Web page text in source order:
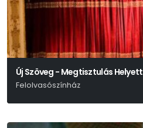
Új Szöveg - Megtisztulás Helyett
Felolvasószínház